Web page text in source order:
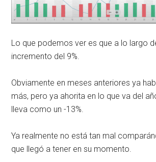
Lo que podemos ver es que a lo largo
incremento del 9%.
Obviamente en meses anteriores ya
más, pero ya ahorita en lo que va del
lleva como un -13%.
Ya realmente no está tan mal
que llegó a tener en su momento.